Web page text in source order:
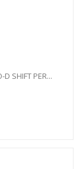
SHIFT PER...